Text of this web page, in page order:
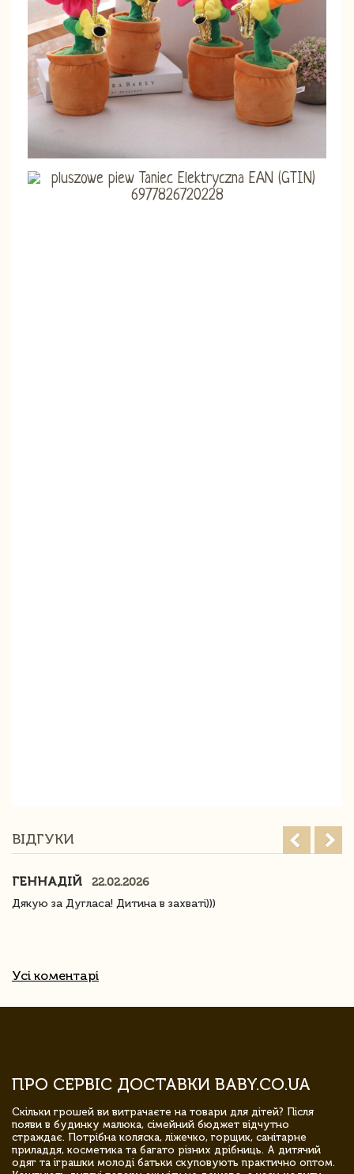
ВІДГУКИ
ГЕННАДІЙ
22.02.2026
Дякую за Дугласа! Дитина в захваті)))
Усі коментарі
ПРО СЕРВІС ДОСТАВКИ BABY.CO.UA
Скільки грошей ви витрачаєте на товари для дітей? Після
появи в будинку малюка, сімейний бюджет відчутно
страждає. Потрібна коляска, ліжечко, горщик, санітарне
приладдя, косметика та багато різних дрібниць. А дитячий
одяг та іграшки молоді батьки скуповують практично оптом.